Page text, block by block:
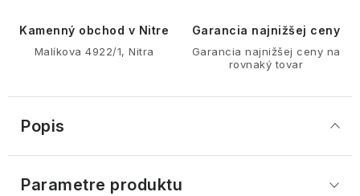
Kamenný obchod v Nitre
Malíkova 4922/1, Nitra
Garancia najnižšej ceny
Garancia najnižšej ceny na
rovnaký tovar
Popis
Parametre produktu